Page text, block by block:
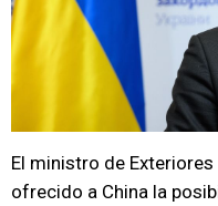
El ministro de
ofrecido a China la